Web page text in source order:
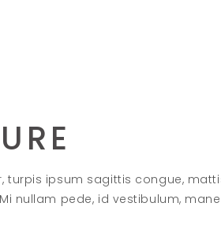
ipsum sagittis congue,
nullam pede, id vestibulum,